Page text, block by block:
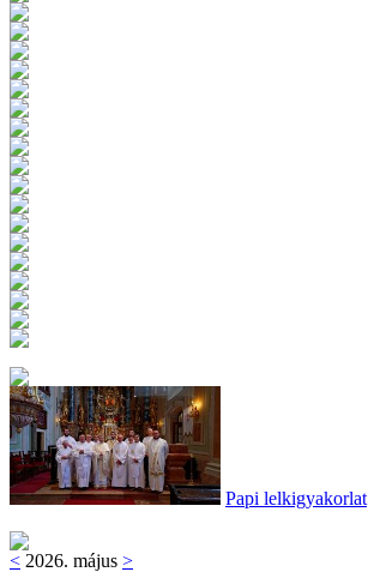
Papi lelkigyakorlat
< 2026. május >